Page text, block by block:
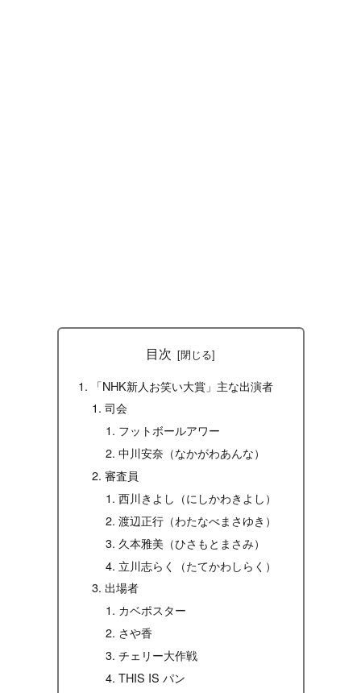
目次
「NHK新人お笑い大賞」主な出演者
司会
フットボールアワー
中川安奈（なかがわあんな）
審査員
西川きよし（にしかわきよし）
渡辺正行（わたなべまさゆき）
久本雅美（ひさもとまさみ）
立川志らく（たてかわしらく）
出場者
カベポスター
さや香
チェリー大作戦
THIS IS パン